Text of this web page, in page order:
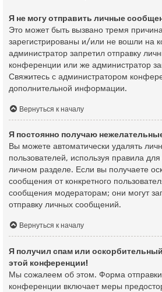
Я не могу отправить личные
Это может быть вызвано тремя
зарегистрированы и/или не вошли на
администратор запретил отправку
конференции или же администратор
Свяжитесь с администратором
дополнительной информации.
Вернуться к началу
Я постоянно получаю
Вы можете автоматически удалять
пользователей, используя правила
личном разделе. Если вы получаете
сообщения от конкретного
сообщения модераторам; они могут
отправку личных сообщений.
Вернуться к началу
Я получил спам или
этой конференции!
Мы сожалеем об этом. Форма
конференции включает меры